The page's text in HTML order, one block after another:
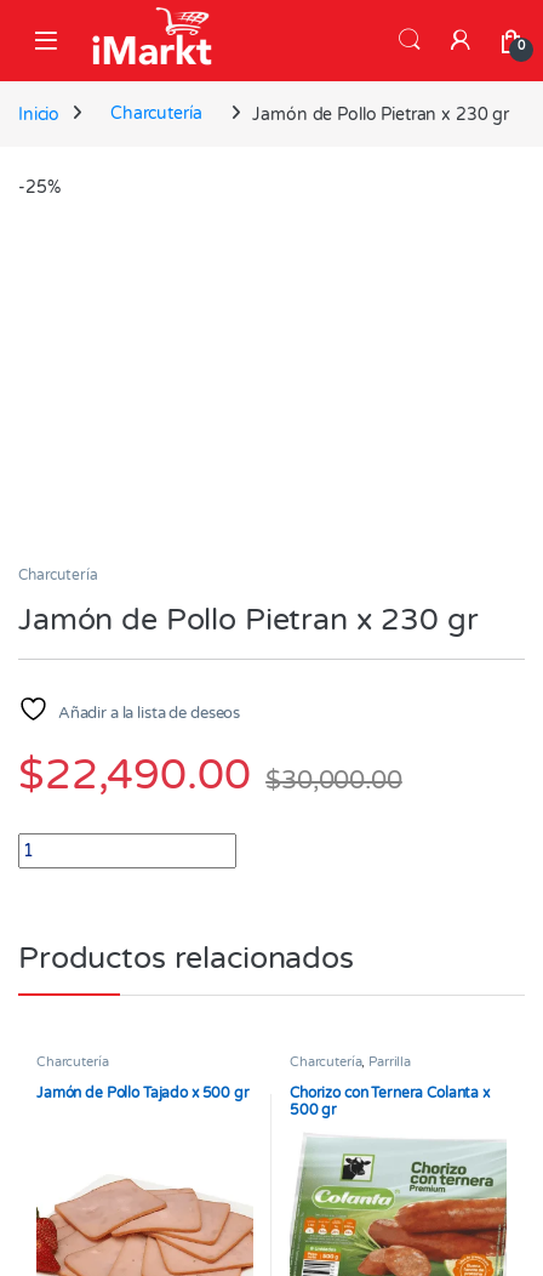
0
Inicio Charcutería Jamón de Pollo Pietran x 230 gr
-25%
Charcutería
Jamón de Pollo Pietran x 230 gr
Añadir a la lista de deseos
$22,490.00 $30,000.00
Jamón de Pollo Pietran x 230 gr quantity
Productos relacionados
Charcutería
Jamón de Pollo Tajado x 500 gr
Charcutería, Parrilla
Chorizo con Ternera Colanta x
500 gr